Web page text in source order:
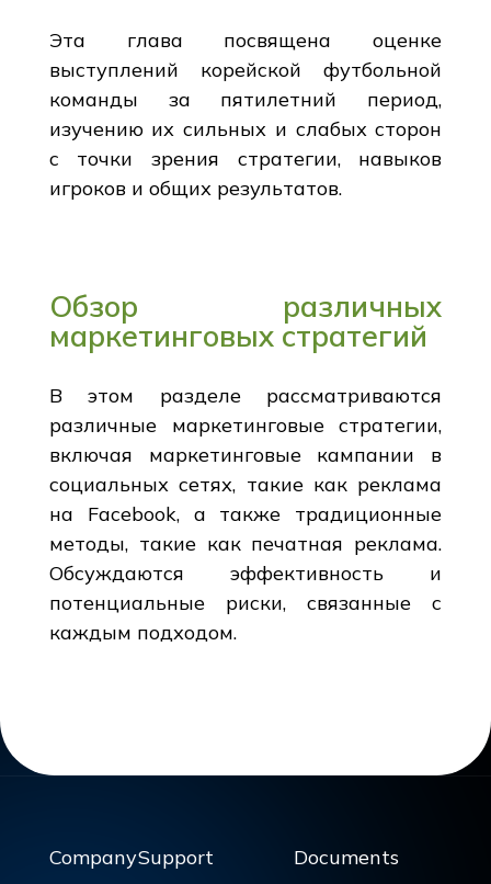
Эта глава посвящена оценке
выступлений корейской футбольной
команды за пятилетний период,
изучению их сильных и слабых сторон
с точки зрения стратегии, навыков
игроков и общих результатов.
Обзор различных
маркетинговых стратегий
В этом разделе рассматриваются
различные маркетинговые стратегии,
включая маркетинговые кампании в
социальных сетях, такие как реклама
на Facebook, а также традиционные
методы, такие как печатная реклама.
Обсуждаются эффективность и
потенциальные риски, связанные с
каждым подходом.
CompanySupport Documents